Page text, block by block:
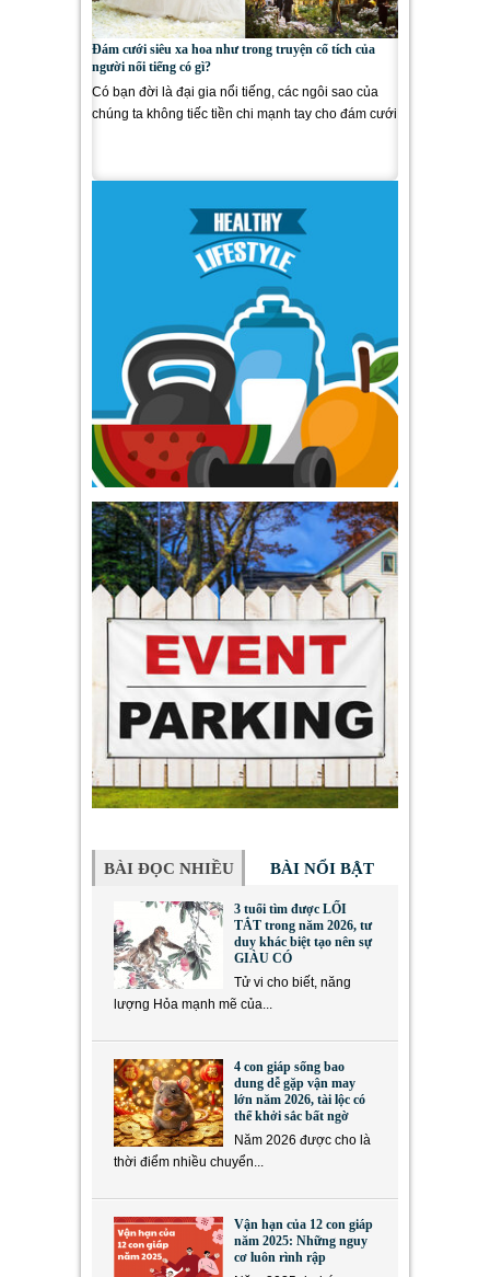
Đám cưới siêu xa hoa như trong truyện cổ tích của
người nổi tiếng có gì?
Có bạn đời là đại gia nổi tiếng, các ngôi sao của
chúng ta không tiếc tiền chi mạnh tay cho đám cưới
BÀI ĐỌC NHIỀU BÀI NỔI BẬT
3 tuổi tìm được LỐI
TẮT trong năm 2026, tư
duy khác biệt tạo nên sự
GIÀU CÓ
Tử vi cho biết, năng
lượng Hỏa mạnh mẽ của...
4 con giáp sống bao
dung dễ gặp vận may
lớn năm 2026, tài lộc có
thể khởi sắc bất ngờ
Năm 2026 được cho là
thời điểm nhiều chuyển...
Vận hạn của 12 con giáp
năm 2025: Những nguy
cơ luôn rình rập